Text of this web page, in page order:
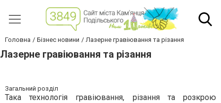
Головна Бізнес новини Лазерне гравіювання та різання
Лазерне гравіювання та різання
Загальний розділ
Така технологія гравіювання, різання та розкрою